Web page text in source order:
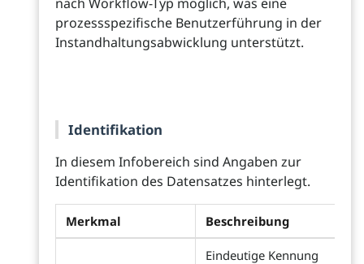
prozessspezifische Benutzerführung in der
Instandhaltungsabwicklung unterstützt.
Identifikation
In diesem Infobereich sind Angaben zur
Identifikation des Datensatzes hinterlegt.
Merkmal Beschreibung
Eindeutige Kennung